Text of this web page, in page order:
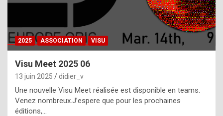
t
t
2025 ASSOCIATION VISU
Visu Meet 2025 06
13 juin 2025 didier_v
Une nouvelle Visu Meet réalisée est disponible en teams.
Venez nombreux.J’espere que pour les prochaines
éditions,…